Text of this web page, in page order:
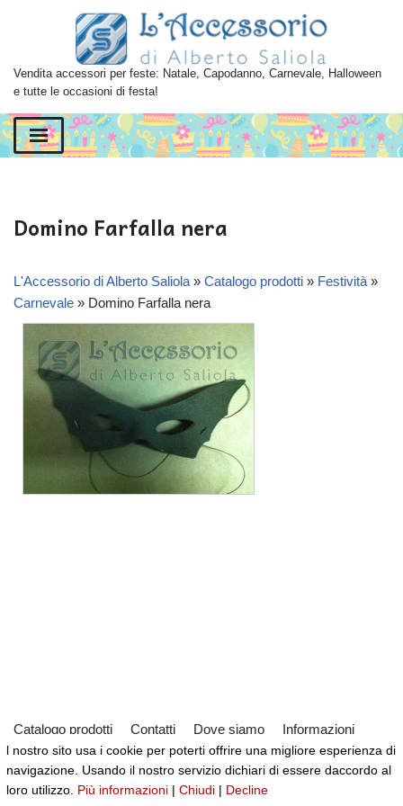
al
contenuto
Vendita accessori per feste: Natale, Capodanno, Carnevale, Halloween
e tutte le occasioni di festa!
Domino Farfalla nera
L'Accessorio di Alberto Saliola » Catalogo prodotti » Festività »
Carnevale » Domino Farfalla nera
Catalogo prodotti Contatti Dove siamo
Informazioni
Partner
Servizi Virtual Tour del Negozio
Neve| Powered byWordPress
l nostro sito usa i cookie per poterti offrire una migliore esperienza di
navigazione. Usando il nostro servizio dichiari di essere daccordo al
loro utilizzo. Più informazioni | Chiudi | Decline